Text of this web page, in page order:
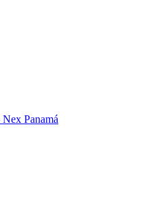
Panamá